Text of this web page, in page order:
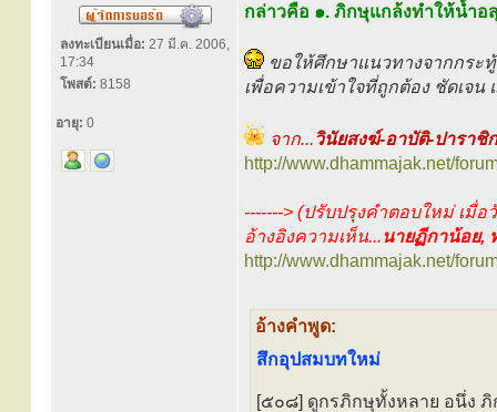
ลงทะเบียนเมื่อ: 27 มี.ค. 2006,
17:34
โพสต์: 8158
อายุ: 0
กล่าวคือ ๑. ภิกษุแกล้งทำให้น้ำอ
ขอให้ศึกษาแนวทางจากกระ
เพื่อความเข้าใจที่ถูกต้อง ชัดเจน
จาก...วินัยสงฆ์-อาบัติ-ปาราชิ
http://www.dhammajak.net/
-------> (ปรับปรุงคำตอบใหม่ เมื่
อ้างอิงความเห็น...นายฏีกาน้อย,
http://www.dhammajak.net/
อ้างคำพูด:
สึกอุปสมบทใหม่
[๕๐๘] ดูกรภิกษุทั้งหลาย อนึ่ง